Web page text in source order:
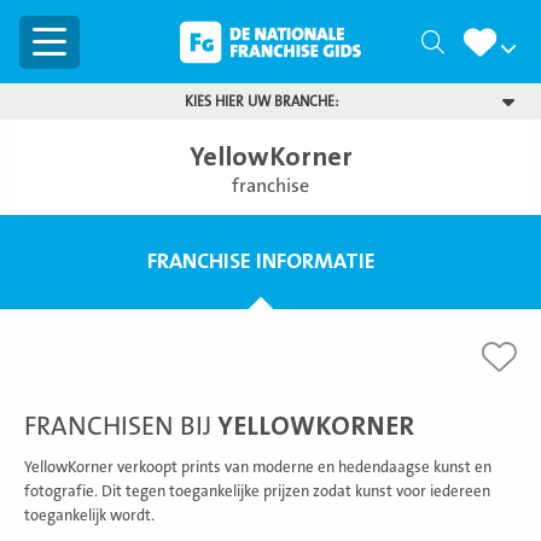
Menu Zoeken
KIES HIER UW BRANCHE:
YellowKorner
franchise
FRANCHISE INFORMATIE
FRANCHISEN BIJ YELLOWKORNER
YellowKorner verkoopt prints van moderne en hedendaagse kunst en
fotografie. Dit tegen toegankelijke prijzen zodat kunst voor iedereen
toegankelijk wordt.